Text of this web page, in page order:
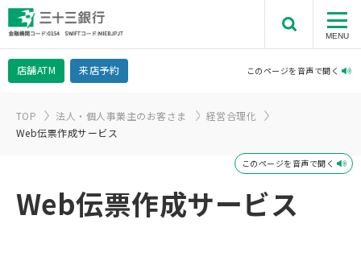
店舗ATM 来店予約 このページを音声で聞く
MENU
TOP 法人・個人事業主のお客さま
経営合理化
Web伝票作成サービス
このページを音声で聞く
Web伝票作成サービス